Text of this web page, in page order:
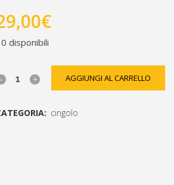
€
disponibili
AGGIUNGI AL CARRELLO
cingolo